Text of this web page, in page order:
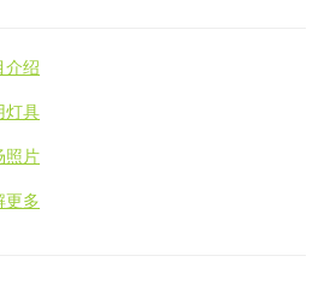
介绍
灯具
照片
更多